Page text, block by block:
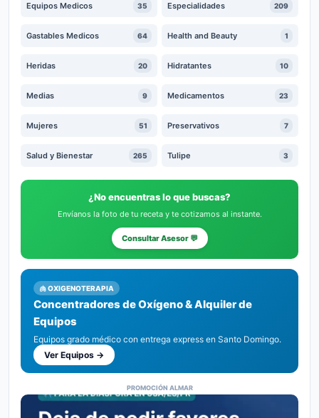
Equipos Medicos 35 Especialidades 209
Gastables Medicos 64 Health and Beauty 1
Heridas 20 Hidratantes 10
Medias 9 Medicamentos 23
Mujeres 51 Preservativos 7
Salud y Bienestar 265 Tulipe 3
¿No encuentras lo que buscas?
Envíanos la foto de tu receta y te cotizamos al instante.
Consultar Asesor 💬
🫁 OXIGENOTERAPIA
Concentradores de Oxígeno & Alquiler de
Equipos
Equipos grado médico con entrega express en Santo Domingo.
Ver Equipos →
PROMOCIÓN ALMAR